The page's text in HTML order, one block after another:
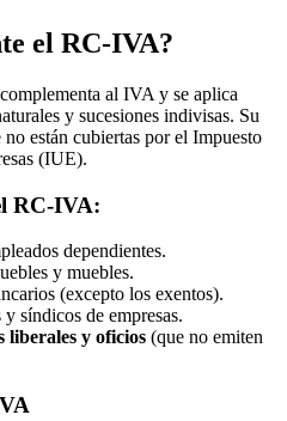
el RC-IVA?
al IVA y se aplica
y sucesiones indivisas. Su
están cubiertas por el Impuesto
(IUE).
RC-IVA:
dependientes.
y muebles.
(excepto los exentos).
síndicos de empresas.
liberales y oficios (que no emiten